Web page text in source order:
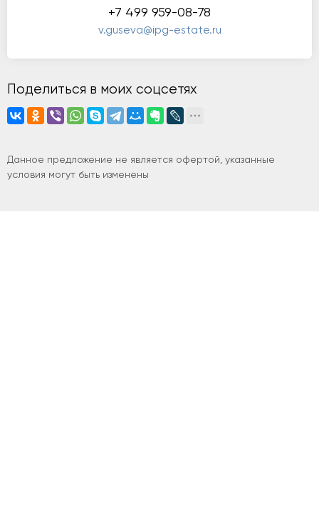
+7 499 959-08-78
v.guseva@ipg-estate.ru
Поделиться в моих соцсетях
Данное предложение не является офертой, указанные
условия могут быть изменены